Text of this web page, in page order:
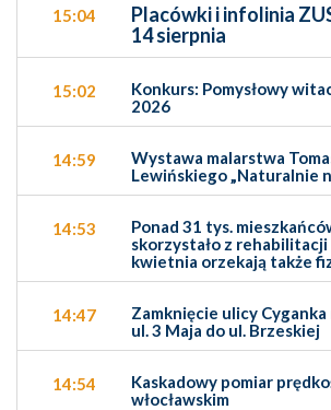
15:04
Placówki i infolinia
14 sierpnia
15:02
Konkurs: Pomysłowy
2026
14:59
Wystawa malarstwa
Lewińskiego „Naturalnie
14:53
Ponad 31 tys.
skorzystało z rehabilitacji
kwietnia orzekają także
14:47
Zamknięcie ulicy
ul. 3 Maja do ul. Brzeskiej
14:54
Kaskadowy pomiar
włocławskim